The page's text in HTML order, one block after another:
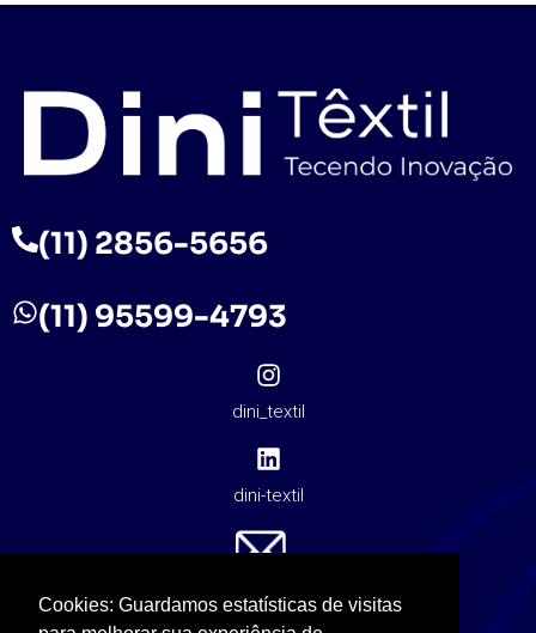
(11) 2856-5656
(11) 95599-4793
dini_textil
dini-textil
contato@dinitextil.com.br
Cookies: Guardamos estatísticas de visitas